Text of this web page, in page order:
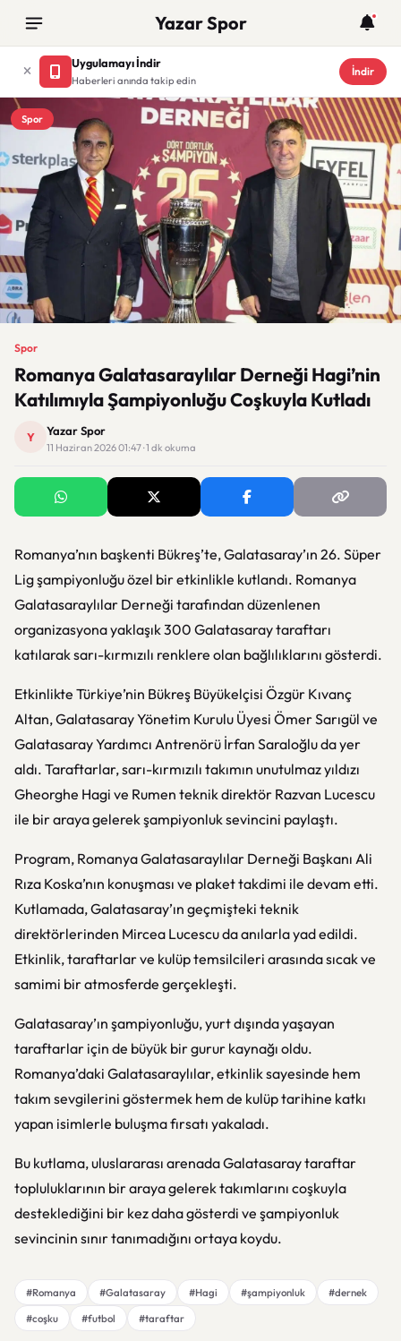
Yazar Spor
Uygulamayı İndir
Haberleri anında takip edin
İndir
Spor
Spor
Romanya Galatasaraylılar Derneği Hagi’nin
Katılımıyla Şampiyonluğu Coşkuyla Kutladı
Y Yazar Spor
11 Haziran 2026 01:47 · 1 dk okuma
Romanya’nın başkenti Bükreş’te, Galatasaray’ın 26. Süper
Lig şampiyonluğu özel bir etkinlikle kutlandı. Romanya
Galatasaraylılar Derneği tarafından düzenlenen
organizasyona yaklaşık 300 Galatasaray taraftarı
katılarak sarı-kırmızılı renklere olan bağlılıklarını gösterdi.
Etkinlikte Türkiye’nin Bükreş Büyükelçisi Özgür Kıvanç
Altan, Galatasaray Yönetim Kurulu Üyesi Ömer Sarıgül ve
Galatasaray Yardımcı Antrenörü İrfan Saraloğlu da yer
aldı. Taraftarlar, sarı-kırmızılı takımın unutulmaz yıldızı
Gheorghe Hagi ve Rumen teknik direktör Razvan Lucescu
ile bir araya gelerek şampiyonluk sevincini paylaştı.
Program, Romanya Galatasaraylılar Derneği Başkanı Ali
Rıza Koska’nın konuşması ve plaket takdimi ile devam etti.
Kutlamada, Galatasaray’ın geçmişteki teknik
direktörlerinden Mircea Lucescu da anılarla yad edildi.
Etkinlik, taraftarlar ve kulüp temsilcileri arasında sıcak ve
samimi bir atmosferde gerçekleşti.
Galatasaray’ın şampiyonluğu, yurt dışında yaşayan
taraftarlar için de büyük bir gurur kaynağı oldu.
Romanya’daki Galatasaraylılar, etkinlik sayesinde hem
takım sevgilerini göstermek hem de kulüp tarihine katkı
yapan isimlerle buluşma fırsatı yakaladı.
Bu kutlama, uluslararası arenada Galatasaray taraftar
topluluklarının bir araya gelerek takımlarını coşkuyla
desteklediğini bir kez daha gösterdi ve şampiyonluk
sevincinin sınır tanımadığını ortaya koydu.
#Romanya #Galatasaray #Hagi #şampiyonluk
#dernek
#coşku
#futbol #taraftar